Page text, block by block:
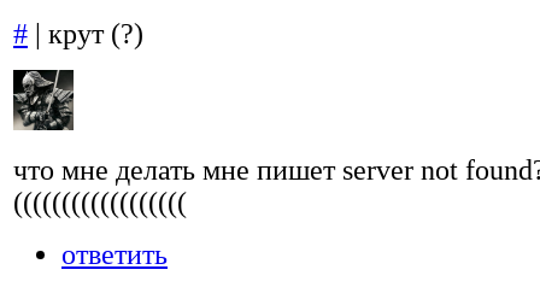
# | крут (?)
что мне делать мне пишет server not
((((((((((((((((((
ответить